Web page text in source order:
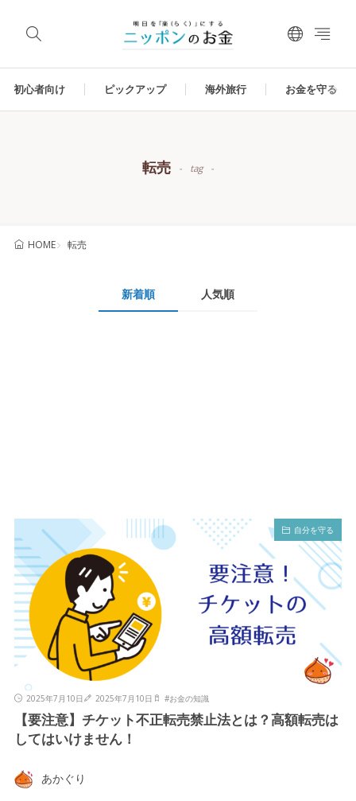
初心者向け ピックアップ 海外旅行 お金を守る
転売 tag
HOME 転売
新着順 人気順
自分を守る
2025年7月10日 2025年7月10日 #お金の知識
【要注意】チケット不正転売禁止法とは？高額転売は
してはいけません！
あかぐり